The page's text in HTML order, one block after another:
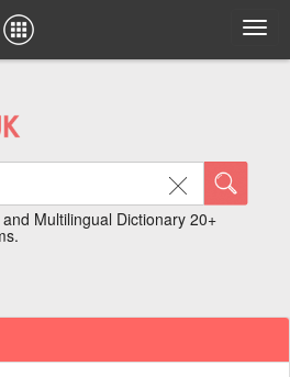
Multilingual Dictionary 20+